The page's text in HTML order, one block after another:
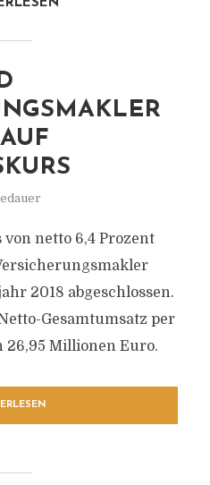
netto 6,4 Prozent
2018 abgeschlossen.
Gesamtumsatz per
26,95 Millionen Euro.